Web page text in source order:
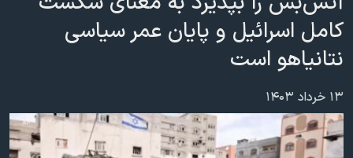
صفحه
اصلی
جهش
به
جستجو
آمریکا
جهان
ورزشی
ویژه برنامه‌ها
ویدیوها
صفحه‌های ویژه
جام جهانی ۲۰۲۶
۲۵۰سالگی آمریکا
بایگانی برنامه‌های تلویزیونی
فرکانس‌های صدای آمریکا
پخش رادیویی
یادگیری زبان انگلیسی
کامل اسرائیل و پایان عمر سیاسی
نتانیاهو است
۱۳ خرداد ۱۴۰۳